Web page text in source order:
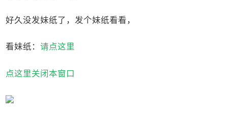
好久没发妹纸了，发个妹纸看看，
看妹纸：请点这里
点这里关闭本窗口